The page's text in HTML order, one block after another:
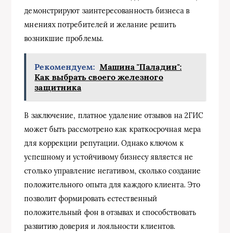
демонстрируют заинтересованность бизнеса в
мнениях потребителей и желание решить
возникшие проблемы.
Рекомендуем: Машина "Паладин":
Как выбрать своего железного
защитника
В заключение, платное удаление отзывов на 2ГИС
может быть рассмотрено как краткосрочная мера
для коррекции репутации. Однако ключом к
успешному и устойчивому бизнесу является не
столько управление негативом, сколько создание
положительного опыта для каждого клиента. Это
позволит формировать естественный
положительный фон в отзывах и способствовать
развитию доверия и лояльности клиентов.